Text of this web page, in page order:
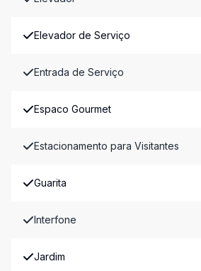
Elevador de Serviço
Entrada de Serviço
Espaco Gourmet
Estacionamento para Visitantes
Guarita
Interfone
Jardim